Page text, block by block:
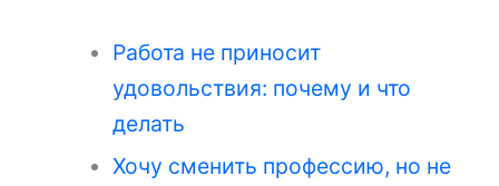
Работа не приносит
удовольствия: почему и что
делать
Хочу сменить профессию, но не